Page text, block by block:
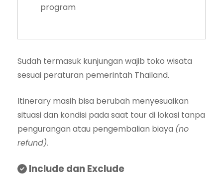
program
Sudah termasuk kunjungan wajib toko wisata
sesuai peraturan pemerintah Thailand.
Itinerary masih bisa berubah menyesuaikan
situasi dan kondisi pada saat tour di lokasi tanpa
pengurangan atau pengembalian biaya (no
refund).
Include dan Exclude